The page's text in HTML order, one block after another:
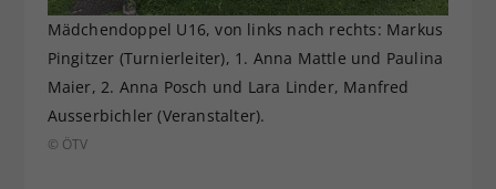
Mädchendoppel U16, von links nach rechts: Markus
Pingitzer (Turnierleiter), 1. Anna Mattle und Paulina
Maier, 2. Anna Posch und Lara Linder, Manfred
Ausserbichler (Veranstalter).
© ÖTV